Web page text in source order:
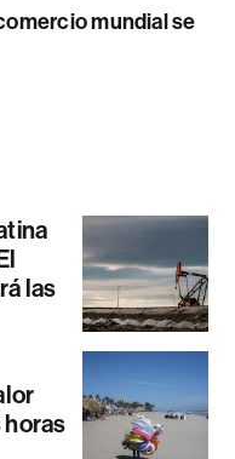
mundial se
las